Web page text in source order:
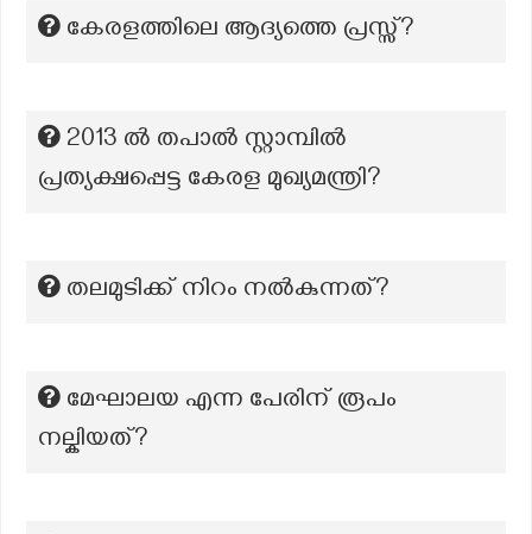
കേരളത്തിലെ ആദ്യത്തെ പ്രസ്സ്?
2013 ൽ തപാൽ സ്റ്റാമ്പിൽ
പ്രത്യക്ഷപ്പെട്ട കേരള മുഖ്യമന്ത്രി?
തലമുടിക്ക് നിറം നൽകുന്നത്?
മേഘാലയ എന്ന പേരിന് രൂപം
നല്കിയത്?